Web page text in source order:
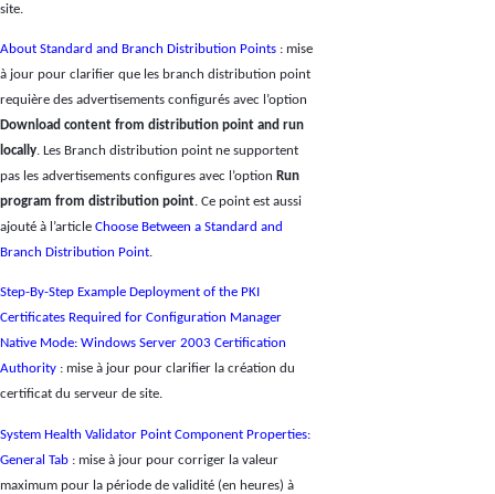
site.
About Standard and Branch Distribution Points : mise
à jour pour clarifier que les branch distribution point
requière des advertisements configurés avec l’option
Download content from distribution point and run
locally. Les Branch distribution point ne supportent
pas les advertisements configures avec l’option Run
program from distribution point. Ce point est aussi
ajouté à l’article Choose Between a Standard and
Branch Distribution Point.
Step-By-Step Example Deployment of the PKI
Certificates Required for Configuration Manager
Native Mode: Windows Server 2003 Certification
Authority : mise à jour pour clarifier la création du
certificat du serveur de site.
System Health Validator Point Component Properties:
General Tab : mise à jour pour corriger la valeur
maximum pour la période de validité (en heures) à